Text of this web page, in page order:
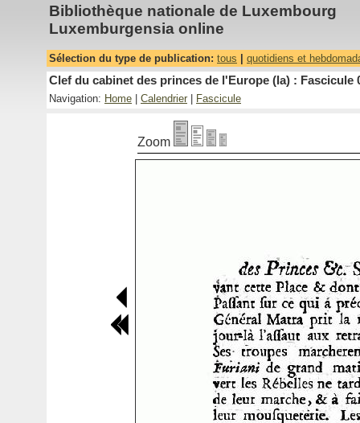
Bibliothèque nationale de Luxembourg
Luxemburgensia online
Sélection du type de publication: tous quotidiens et
Clef du cabinet des princes de l'Europe (la) : Fascicule
Navigation: Home Calendrier Fascicule
Zoom